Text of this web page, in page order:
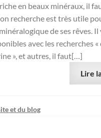
en beaux minéraux, il
recherche est très utile
de ses rêves. Il
avec les recherches «
», et autres, il faut[…]
Lire
et du blog